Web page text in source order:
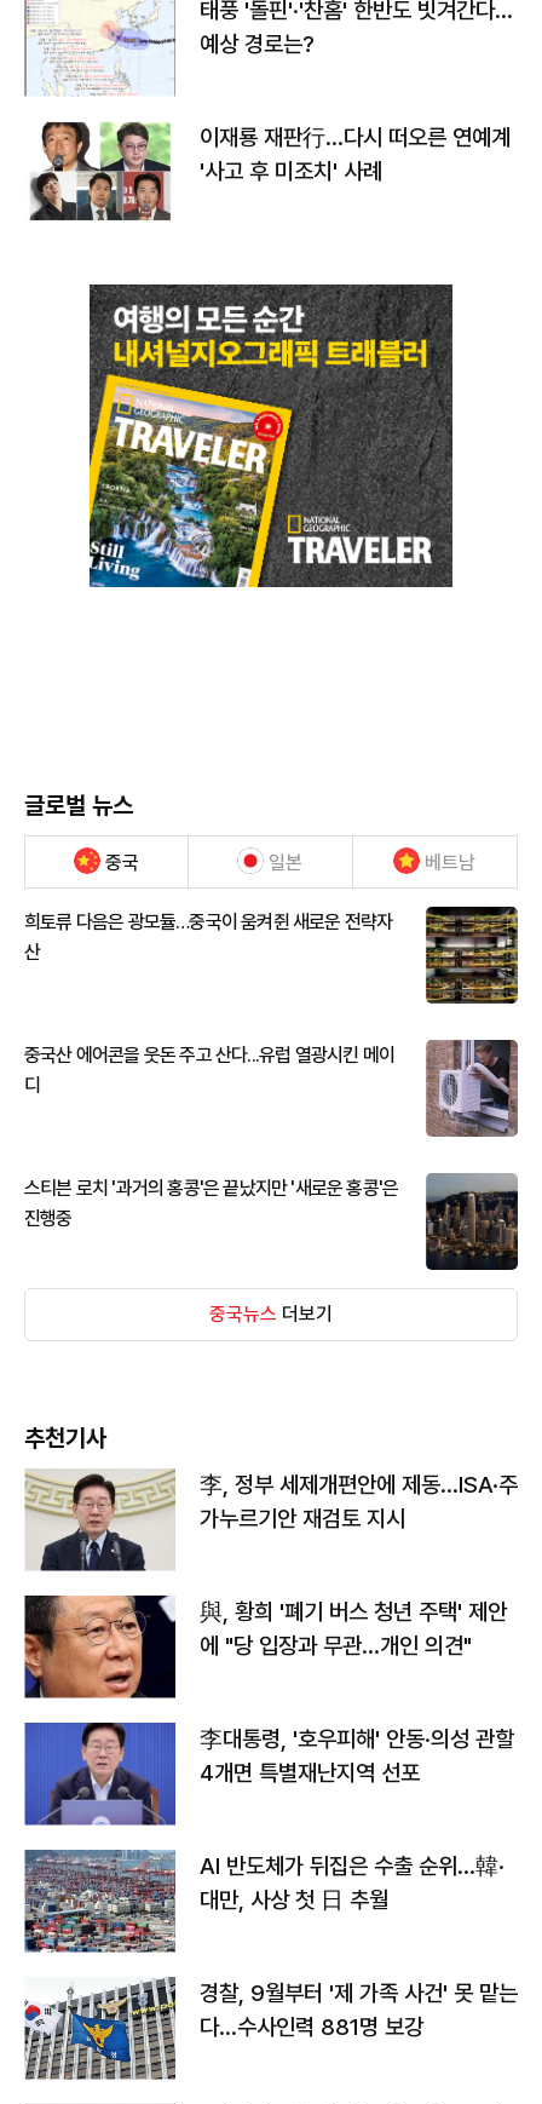
태풍 '돌핀'·'찬홈' 한반도 빗겨간다…
예상 경로는?
이재룡 재판行…다시 떠오른 연예계
'사고 후 미조치' 사례
글로벌 뉴스
중국 일본 베트남
희토류 다음은 광모듈…중국이 움켜쥔 새로운 전략자
산
중국산 에어콘을 웃돈 주고 산다...유럽 열광시킨 메이
디
스티븐 로치 '과거의 홍콩'은 끝났지만 '새로운 홍콩'은
진행중
중국뉴스 더보기
추천기사
李, 정부 세제개편안에 제동…ISA·주
가누르기안 재검토 지시
與, 황희 '폐기 버스 청년 주택' 제안
에 "당 입장과 무관…개인 의견"
李대통령, '호우피해' 안동·의성 관할
4개면 특별재난지역 선포
AI 반도체가 뒤집은 수출 순위…韓·
대만, 사상 첫 日 추월
경찰, 9월부터 '제 가족 사건' 못 맡는
다…수사인력 881명 보강